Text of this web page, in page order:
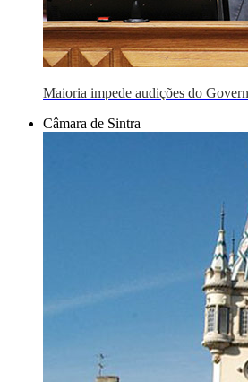
Maioria impede audições do
Câmara de Sintra